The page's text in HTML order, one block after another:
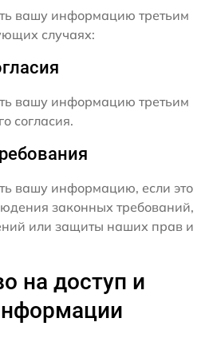
вашу информацию третьим
случаях:
вашу информацию третьим
согласия.
вашу информацию, если это
законных требований,
или защиты наших прав и
на доступ и